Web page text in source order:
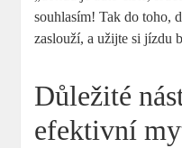
souhlasím! Tak do toho,
zaslouží, a užijte si jízdu
Důležité
efektivní